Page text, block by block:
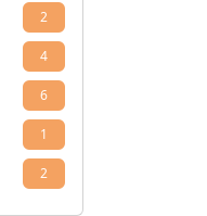
2
4
6
1
2